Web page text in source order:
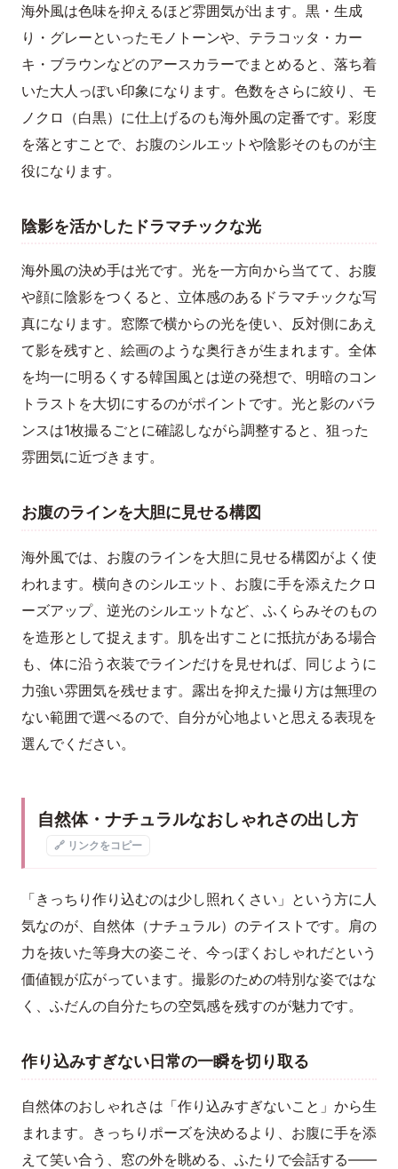
海外風は色味を抑えるほど雰囲気が出ます。黒・生成
り・グレーといったモノトーンや、テラコッタ・カー
キ・ブラウンなどのアースカラーでまとめると、落ち着
いた大人っぽい印象になります。色数をさらに絞り、モ
ノクロ（白黒）に仕上げるのも海外風の定番です。彩度
を落とすことで、お腹のシルエットや陰影そのものが主
役になります。
陰影を活かしたドラマチックな光
海外風の決め手は光です。光を一方向から当てて、お腹
や顔に陰影をつくると、立体感のあるドラマチックな写
真になります。窓際で横からの光を使い、反対側にあえ
て影を残すと、絵画のような奥行きが生まれます。全体
を均一に明るくする韓国風とは逆の発想で、明暗のコン
トラストを大切にするのがポイントです。光と影のバラ
ンスは1枚撮るごとに確認しながら調整すると、狙った
雰囲気に近づきます。
お腹のラインを大胆に見せる構図
海外風では、お腹のラインを大胆に見せる構図がよく使
われます。横向きのシルエット、お腹に手を添えたクロ
ーズアップ、逆光のシルエットなど、ふくらみそのもの
を造形として捉えます。肌を出すことに抵抗がある場合
も、体に沿う衣装でラインだけを見せれば、同じように
力強い雰囲気を残せます。露出を抑えた撮り方は無理の
ない範囲で選べるので、自分が心地よいと思える表現を
選んでください。
自然体・ナチュラルなおしゃれさの出し方
🔗 リンクをコピー
「きっちり作り込むのは少し照れくさい」という方に人
気なのが、自然体（ナチュラル）のテイストです。肩の
力を抜いた等身大の姿こそ、今っぽくおしゃれだという
価値観が広がっています。撮影のための特別な姿ではな
く、ふだんの自分たちの空気感を残すのが魅力です。
作り込みすぎない日常の一瞬を切り取る
自然体のおしゃれさは「作り込みすぎないこと」から生
まれます。きっちりポーズを決めるより、お腹に手を添
えて笑い合う、窓の外を眺める、ふたりで会話する——